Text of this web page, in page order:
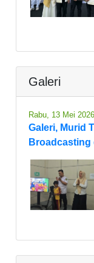
Galeri
Rabu, 13 Mei 2026
Galeri, Murid
Broadcasting